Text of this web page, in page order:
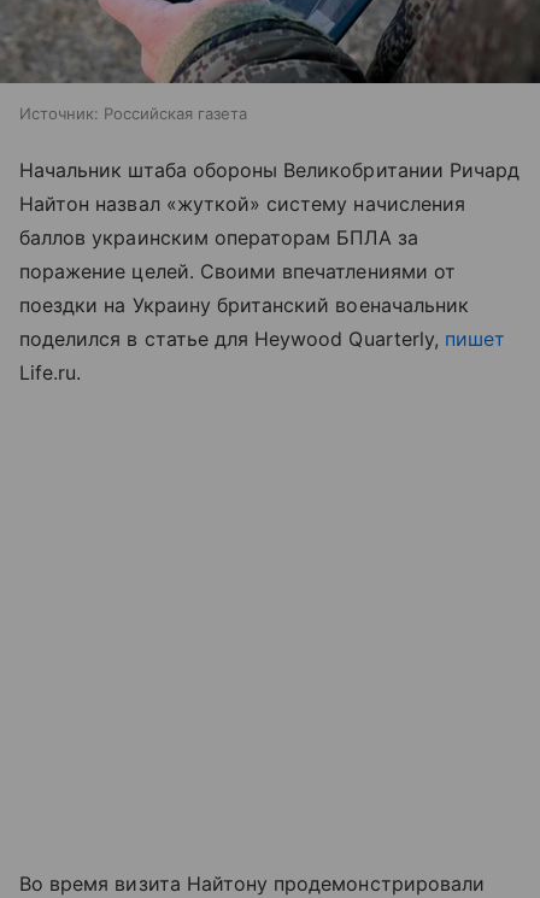
Источник: Российская газета
Начальник штаба обороны Великобритании Ричард
Найтон назвал «жуткой» систему начисления
баллов украинским операторам БПЛА за
поражение целей. Своими впечатлениями от
поездки на Украину британский военачальник
поделился в статье для Heywood Quarterly, пишет
Life.ru.
Во время визита Найтону продемонстрировали